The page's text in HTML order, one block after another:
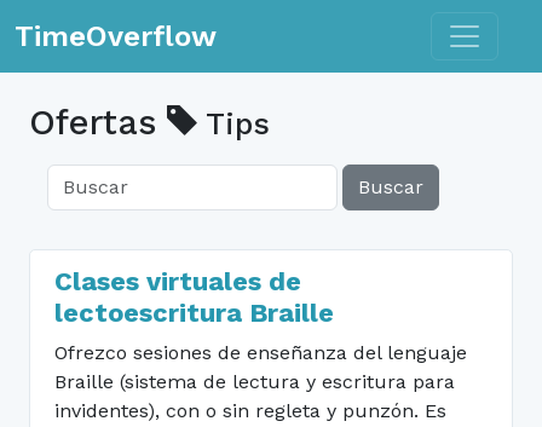
TimeOverflow Toggle
Ofertas Tips
Buscar
Clases virtuales de
lectoescritura Braille
Ofrezco sesiones de enseñanza del lenguaje
Braille (sistema de lectura y escritura para
invidentes), con o sin regleta y punzón. Es